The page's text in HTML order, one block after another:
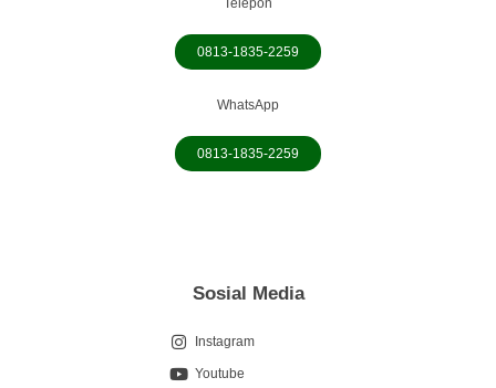
Telepon
0813-1835-2259
WhatsApp
0813-1835-2259
Sosial Media
Instagram
Youtube